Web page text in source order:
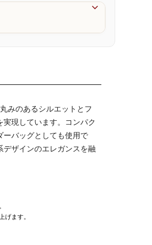

みのあるシルエットとフ
現しています。コンパク
ーバッグとしても使用で
ザインのエレガンスを融
げます。